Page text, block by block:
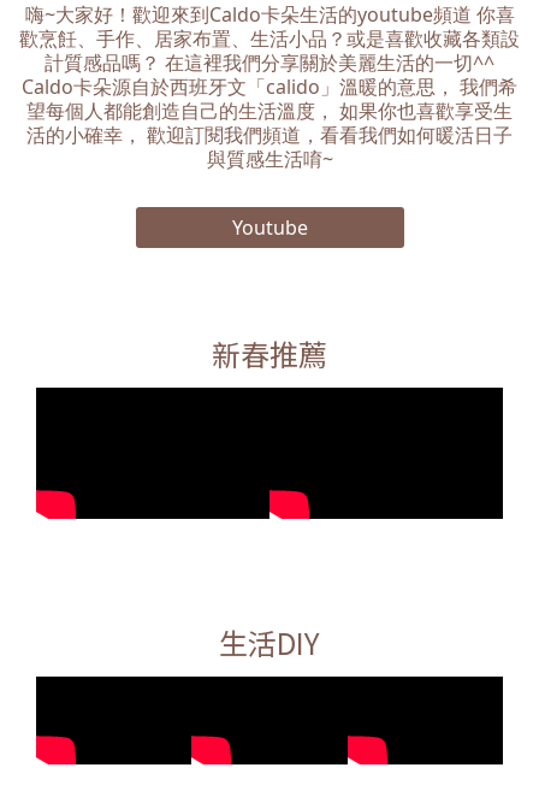
嗨~大家好！歡迎來到Caldo卡朵生活的youtube頻道 你喜
歡烹飪、手作、居家布置、生活小品？或是喜歡收藏各類設
計質感品嗎？ 在這裡我們分享關於美麗生活的一切^^
Caldo卡朵源自於西班牙文「calido」溫暖的意思， 我們希
望每個人都能創造自己的生活溫度， 如果你也喜歡享受生
活的小確幸， 歡迎訂閱我們頻道，看看我們如何暖活日子
與質感生活唷~
Youtube
新春推薦
生活DIY